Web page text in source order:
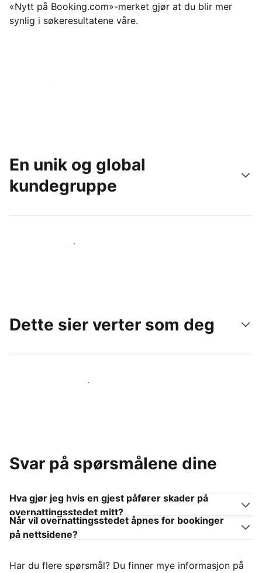
«Nytt på Booking.com»-merket gjør at du blir mer
synlig i søkeresultatene våre.
Kom i gang i dag
En unik og global
kundegruppe
Nå ut til nye gjester i dag
Dette sier verter som deg
Gjør som andre verter som deg
Svar på spørsmålene dine
Hva gjør jeg hvis en gjest påfører skader på
overnattingsstedet mitt?
Når vil overnattingsstedet åpnes for bookinger
på nettsidene?
Har du flere spørsmål? Du finner mye informasjon på